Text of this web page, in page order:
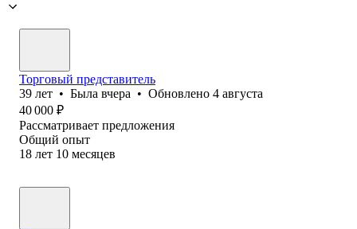
Торговый представитель
39 лет • Была вчера • Обновлено 4 августа
40 000 ₽
Рассматривает предложения
Общий опыт
18 лет 10 месяцев